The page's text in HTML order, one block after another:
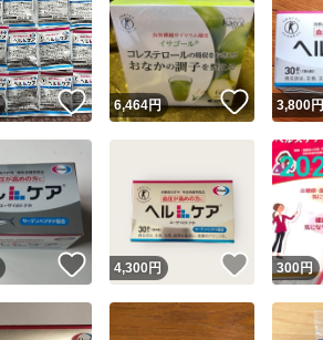
いいね！
6,464円 いいね！
3,800円
いいね！
4,300 円 いいね！
300円